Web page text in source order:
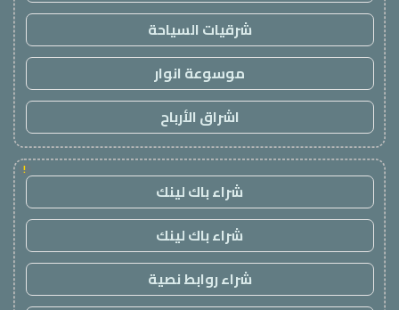
شرقيات السياحة
موسوعة انوار
اشراق الأرباح
!
شراء باك لينك
شراء باك لينك
شراء روابط نصية